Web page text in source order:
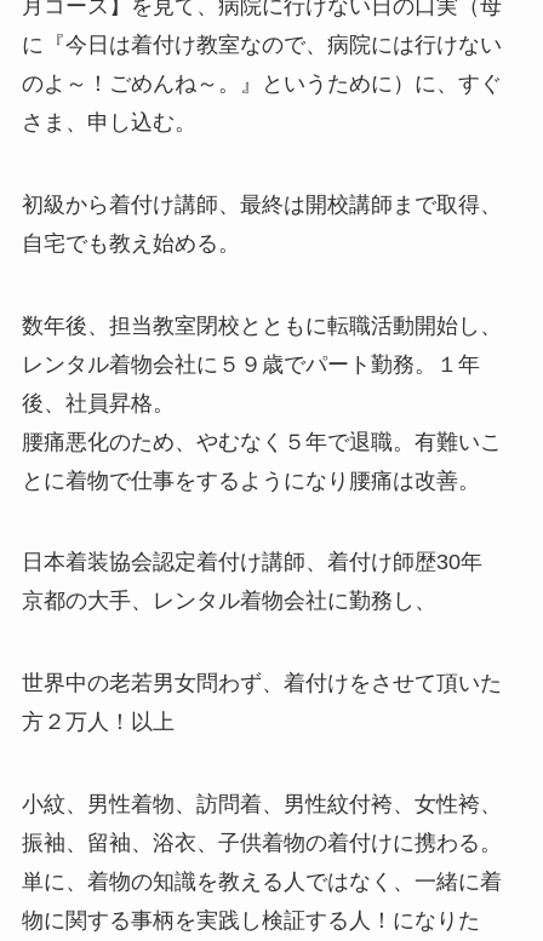
月コース】を見て、病院に行けない日の口実（母
に『今日は着付け教室なので、病院には行けない
のよ～！ごめんね～。』というために）に、すぐ
さま、申し込む。
初級から着付け講師、最終は開校講師まで取得、
自宅でも教え始める。
数年後、担当教室閉校とともに転職活動開始し、
レンタル着物会社に５９歳でパート勤務。１年
後、社員昇格。
腰痛悪化のため、やむなく５年で退職。有難いこ
とに着物で仕事をするようになり腰痛は改善。
日本着装協会認定着付け講師、着付け師歴30年
京都の大手、レンタル着物会社に勤務し、
世界中の老若男女問わず、着付けをさせて頂いた
方２万人！以上
小紋、男性着物、訪問着、男性紋付袴、女性袴、
振袖、留袖、浴衣、子供着物の着付けに携わる。
単に、着物の知識を教える人ではなく、一緒に着
物に関する事柄を実践し検証する人！になりた